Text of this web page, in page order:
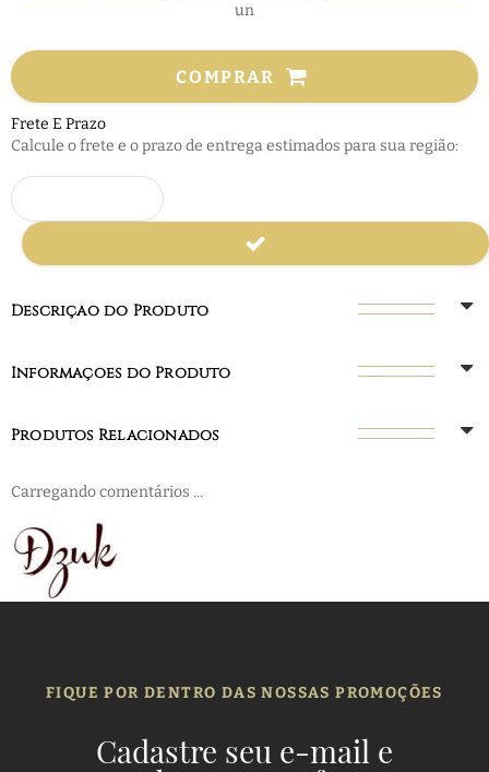
un
COMPRAR
Frete E Prazo
Calcule o frete e o prazo de entrega estimados para sua região:
Descrição do Produto
Informações do Produto
Produtos Relacionados
Carregando comentários ...
FIQUE POR DENTRO DAS NOSSAS PROMOÇÕES
Cadastre seu e-mail e